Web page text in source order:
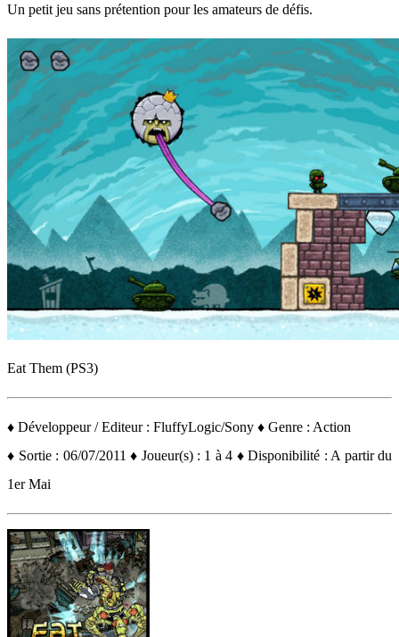
Un petit jeu sans prétention pour les amateurs de défis.
Eat Them (PS3)
♦ Développeur / Editeur : FluffyLogic/Sony ♦ Genre : Action
♦ Sortie : 06/07/2011 ♦ Joueur(s) : 1 à 4 ♦ Disponibilité : A partir du
1er Mai